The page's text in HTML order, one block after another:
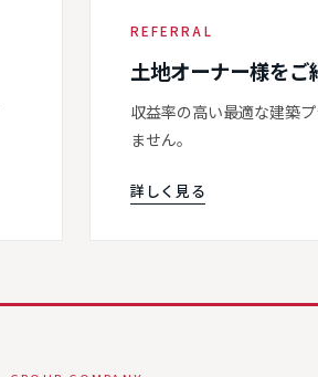
REFERRAL
土地オーナー様をご
収益率の高い最適な建築
ません。
詳しく見る